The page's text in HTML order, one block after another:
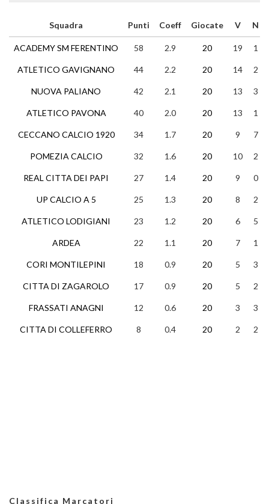
Squadra
ACADEMY SM FERENTINO
ATLETICO GAVIGNANO
NUOVA PALIANO
ATLETICO PAVONA
CECCANO CALCIO 1920
POMEZIA CALCIO
REAL CITTA DEI PAPI
UP CALCIO A 5
ATLETICO LODIGIANI
ARDEA
CORI MONTILEPINI
CITTA DI ZAGAROLO
FRASSATI ANAGNI
CITTA DI COLLEFERRO
Punti Coeff Giocate V N
58 2.9 20 19 1
44 2.2 20 14 2
42 2.1 20 13 3
40 2.0 20 13 1
34 1.7 20 9 7
32 1.6 20 10 2
27 1.4 20 9 0
25 1.3 20 8 2
23 1.2 20 6 5
22 1.1 20 7 1
18 0.9 20 5 3
17 0.9 20 5 2
12 0.6 20 3 3
8 0.4 20 2 2
Classifica Marcatori